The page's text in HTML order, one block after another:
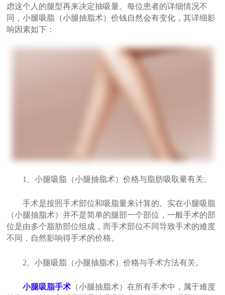
虑这个人的腿型再来决定抽吸量。每位患者的详细情况不
同，小腿吸脂（小腿抽脂术）价钱自然会有变化，其详细影
响因素如下：
1、小腿吸脂（小腿抽脂术）价格与脂肪吸取量有关。
手术是按照手术部位和吸脂量来计算的。实在小腿吸脂
（小腿抽脂术）并不是简单的腿部一个部位，一般手术的部
位是由多个脂肪部位组成，而手术部位不同导致手术的难度
不同，自然影响得手术的价格。
2、小腿吸脂（小腿抽脂术）价格与手术方法有关。
小腿吸脂手术 （小腿抽脂术）在所有手术中，属于难度